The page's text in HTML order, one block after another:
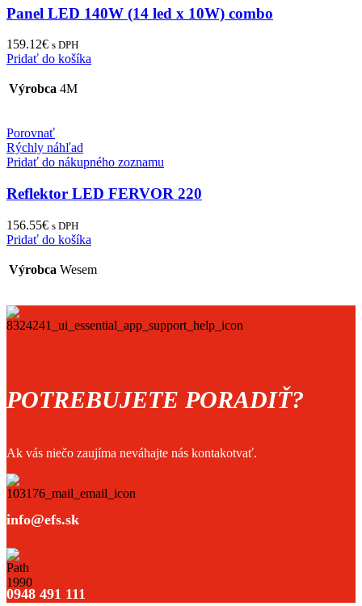
Panel LED 140W (14 led x 10W) combo
159.12€ s DPH
Pridať do košíka
Výrobca 4M
Porovnať
Rýchly náhľad
Pridať do nákupného zoznamu
Reflektor LED FERVOR 220
156.55€ s DPH
Pridať do košíka
Výrobca Wesem
POTREBUJETE PORADIŤ?
Ak vás niečo zaujíma neváhajte nás kontakotvať.
info@efs.sk
0948 491 111